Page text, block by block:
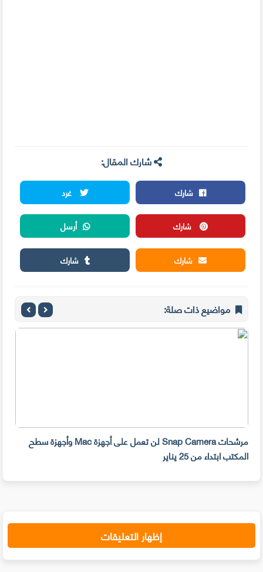
شارك المقال:
شارك
غرد
شارك
أرسل
شارك
شارك
مواضيع ذات صلة:
مرشحات Snap Camera لن تعمل على أجهزة Mac وأجهزة سطح
المكتب ابتداء من 25 يناير
إظهار التعليقات